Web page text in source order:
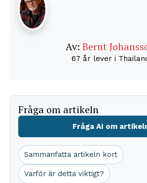
Av: Bernt
67 år lever i
Fråga om artikeln
Fråga AI om
Sammanfatta artikeln kort
Varför är detta viktigt?